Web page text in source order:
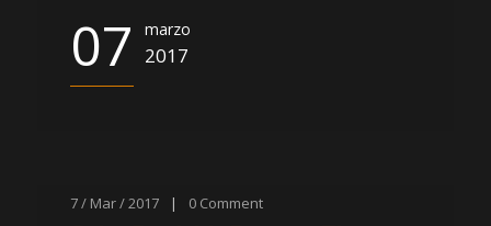
07 marzo
2017
7 / Mar / 2017 | 0 Comment